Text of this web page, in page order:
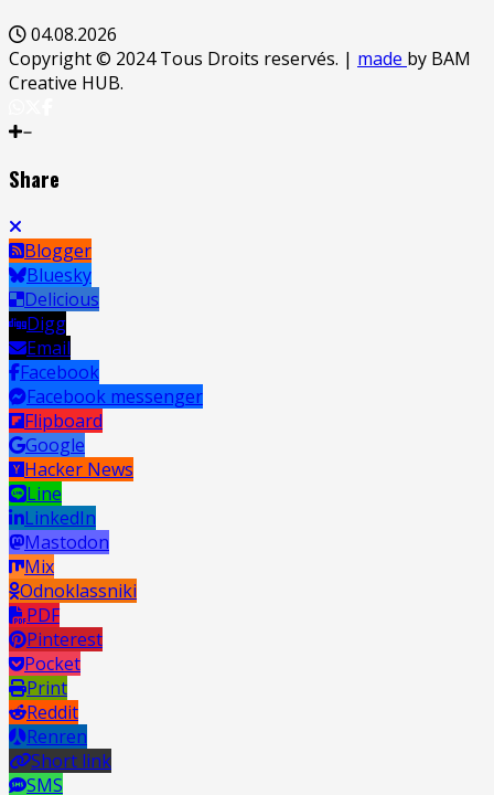
04.08.2026
Copyright © 2024 Tous Droits reservés. | made by BAM
Creative HUB.
Share
Blogger
Bluesky
Delicious
Digg
Email
Facebook
Facebook messenger
Flipboard
Google
Hacker News
Line
LinkedIn
Mastodon
Mix
Odnoklassniki
PDF
Pinterest
Pocket
Print
Reddit
Renren
Short link
SMS